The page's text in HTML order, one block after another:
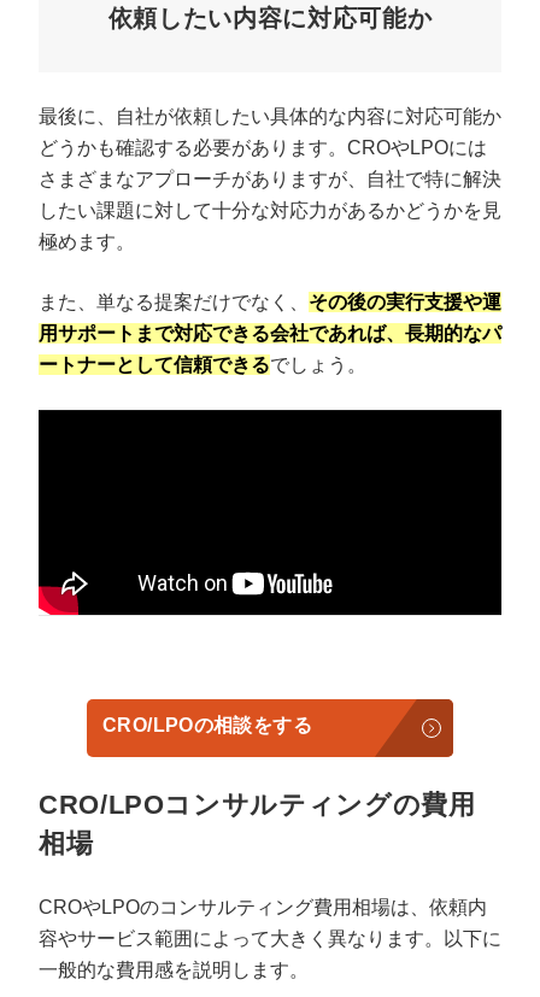
依頼したい内容に対応可能か
最後に、自社が依頼したい具体的な内容に対応可能か
どうかも確認する必要があります。CROやLPOには
さまざまなアプローチがありますが、自社で特に解決
したい課題に対して十分な対応力があるかどうかを見
極めます。
また、単なる提案だけでなく、 その後の実行支援や運
用サポートまで対応できる会社であれば、長期的なパ
ートナーとして信頼できるでしょう。
CRO/LPOの相談をする
CRO/LPOコンサルティングの費用
相場
CROやLPOのコンサルティング費用相場は、依頼内
容やサービス範囲によって大きく異なります。以下に
一般的な費用感を説明します。